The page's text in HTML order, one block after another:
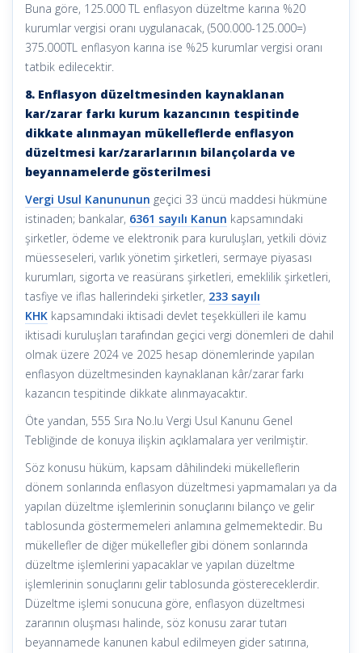
Buna göre, 125.000 TL enflasyon düzeltme karına %20
kurumlar vergisi oranı uygulanacak, (500.000-125.000=)
375.000TL enflasyon karına ise %25 kurumlar vergisi oranı
tatbik edilecektir.
8. Enflasyon düzeltmesinden kaynaklanan
kar/zarar farkı kurum kazancının tespitinde
dikkate alınmayan mükelleflerde enflasyon
düzeltmesi kar/zararlarının bilançolarda ve
beyannamelerde gösterilmesi
Vergi Usul Kanununun geçici 33 üncü maddesi hükmüne
istinaden; bankalar, 6361 sayılı Kanun kapsamındaki
şirketler, ödeme ve elektronik para kuruluşları, yetkili döviz
müesseseleri, varlık yönetim şirketleri, sermaye piyasası
kurumları, sigorta ve reasürans şirketleri, emeklilik şirketleri,
tasfiye ve iflas hallerindeki şirketler, 233 sayılı
KHK kapsamındaki iktisadi devlet teşekkülleri ile kamu
iktisadi kuruluşları tarafından geçici vergi dönemleri de dahil
olmak üzere 2024 ve 2025 hesap dönemlerinde yapılan
enflasyon düzeltmesinden kaynaklanan kâr/zarar farkı
kazancın tespitinde dikkate alınmayacaktır.
Öte yandan, 555 Sıra No.lu Vergi Usul Kanunu Genel
Tebliğinde de konuya ilişkin açıklamalara yer verilmiştir.
Söz konusu hüküm, kapsam dâhilindeki mükelleflerin
dönem sonlarında enflasyon düzeltmesi yapmamaları ya da
yapılan düzeltme işlemlerinin sonuçlarını bilanço ve gelir
tablosunda göstermemeleri anlamına gelmemektedir. Bu
mükellefler de diğer mükellefler gibi dönem sonlarında
düzeltme işlemlerini yapacaklar ve yapılan düzeltme
işlemlerinin sonuçlarını gelir tablosunda göstereceklerdir.
Düzeltme işlemi sonucuna göre, enflasyon düzeltmesi
zararının oluşması halinde, söz konusu zarar tutarı
beyannamede kanunen kabul edilmeyen gider satırına,